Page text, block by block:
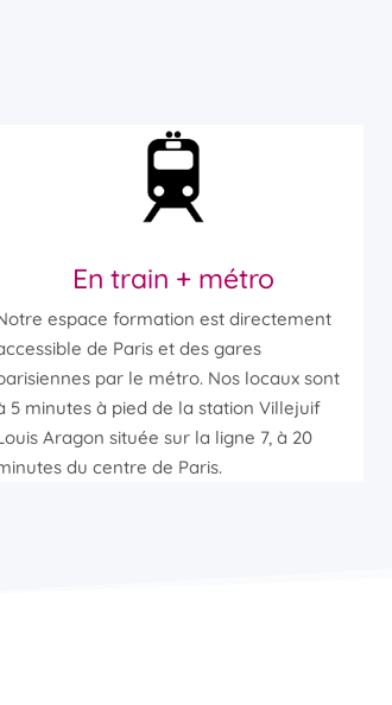
En train + métro
espace formation est directement
de Paris et des gares
par le métro. Nos locaux sont
5 minutes à pied de la station Villejuif
Aragon située sur la ligne 7, à 20
du centre de Paris.